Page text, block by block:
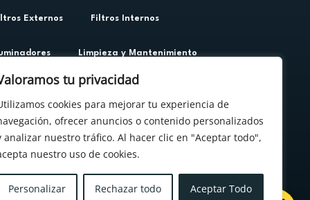
tu privacidad
cookies para mejorar tu experiencia de
ofrecer anuncios o contenido personalizados
analizar nuestro tráfico. Al hacer clic en "Aceptar todo",
nuestro uso de cookies.
Personalizar Rechazar todo Aceptar Todo
Externos Filtros Internos
Limpieza y Mantenimiento
Filtrantes Peceras y Betteras
Quimicos Repuestos
Troncos y Raices
de Agua Varios Perros y Gatos